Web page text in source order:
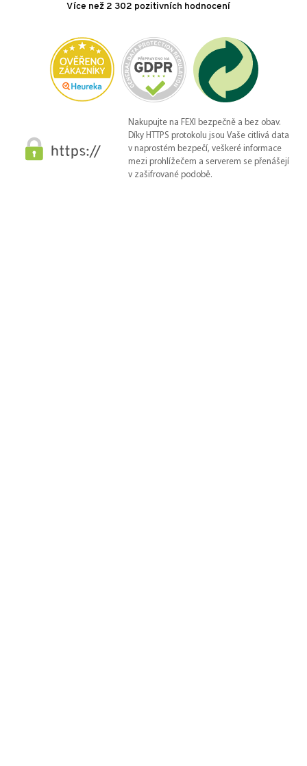
Více než 2 302 pozitivních hodnocení
Nakupujte na FEXI bezpečně a bez obav.
Díky HTTPS protokolu jsou Vaše citlivá data
v naprostém bezpečí, veškeré informace
mezi prohlížečem a serverem se přenášejí
v zašifrované podobě.